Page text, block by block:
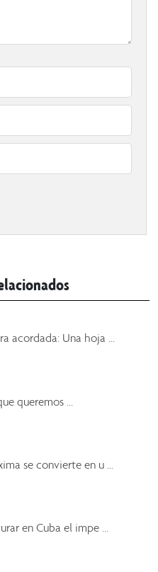
acordada: Una hoja ...
queremos ...
se convierte en u ...
en Cuba el impe ...